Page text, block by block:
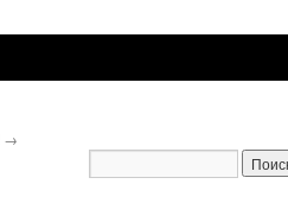
→